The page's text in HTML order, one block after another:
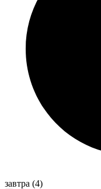
завтра (4)